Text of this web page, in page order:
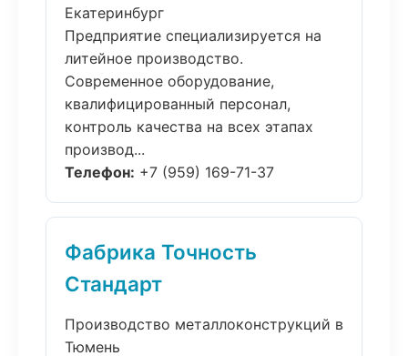
Екатеринбург
Предприятие специализируется на
литейное производство.
Современное оборудование,
квалифицированный персонал,
контроль качества на всех этапах
производ...
Телефон: +7 (959) 169-71-37
Фабрика Точность
Стандарт
Производство металлоконструкций в
Тюмень